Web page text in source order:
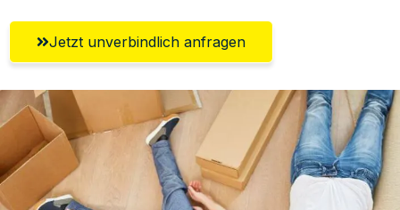
Jetzt unverbindlich anfragen